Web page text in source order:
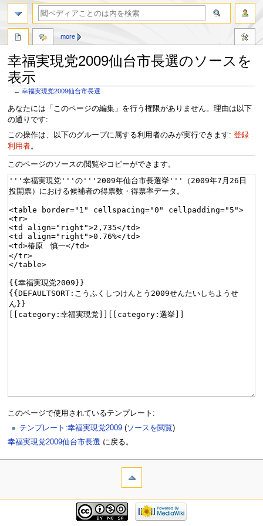
幸福実現党2009仙台市長選のソースを
表示
←幸福実現党2009仙台市長選
ナ
ビ
ゲ
ー
ョ
ン
に
移
動
検
索
に
移
あなたには「このページの編集」を行う権限がありません。理由は以下
の通りです:
この操作は、以下のグループに属する利用者のみが実行できます: 登録
利用者。
このページのソースの閲覧やコピーができます。
このページで使用されているテンプレート:
テンプレート:幸福実現党2009 (ソースを閲覧)
幸福実現党2009仙台市長選 に戻る。
more